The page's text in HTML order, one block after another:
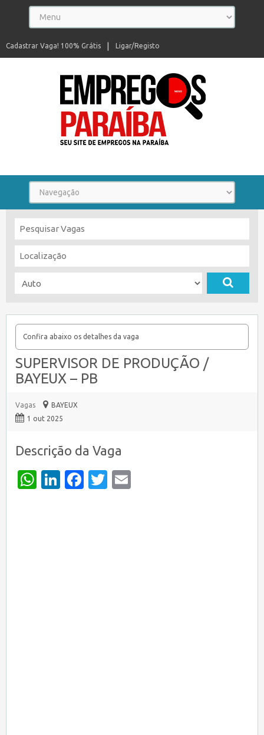
Ligar/Registo
Cadastrar Vaga! 100% Grátis
Confira abaixo os detalhes da vaga
SUPERVISOR DE PRODUÇÃO /
BAYEUX – PB
Vagas
BAYEUX
1 out 2025
Descrição da Vaga
WhatsApp
LinkedIn
Facebook
Twitter